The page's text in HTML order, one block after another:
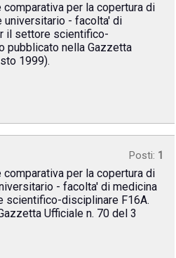
per la copertura di
universitario - facolta' di
il settore scientifico-
pubblicato nella Gazzetta
1999).
Posti: 1
per la copertura di
- facolta' di medicina
scientifico-disciplinare F16A.
Ufficiale n. 70 del 3